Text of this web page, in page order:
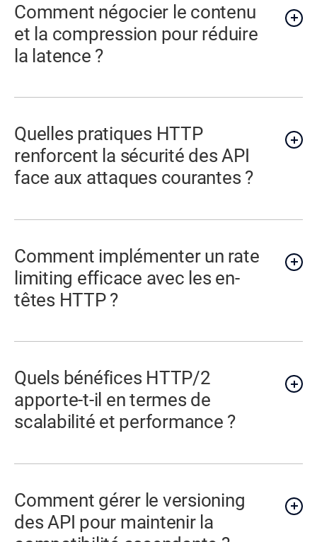
Comment négocier le contenu
et la compression pour réduire
la latence ?
Quelles pratiques HTTP
renforcent la sécurité des API
face aux attaques courantes ?
Comment implémenter un rate
limiting efficace avec les en-
têtes HTTP ?
Quels bénéfices HTTP/2
apporte-t-il en termes de
scalabilité et performance ?
Comment gérer le versioning
des API pour maintenir la